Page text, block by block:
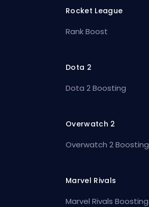
Rocket League
Rank Boost
Dota 2
Dota 2 Boosting
Overwatch 2
Overwatch 2 Boosting
Marvel Rivals
Marvel Rivals Boosting